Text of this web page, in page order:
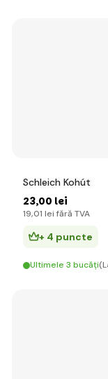
Schleich Kohút
23,00 lei
19,01 lei fără TVA
+ 4 puncte
Ultimele 3 bucăți